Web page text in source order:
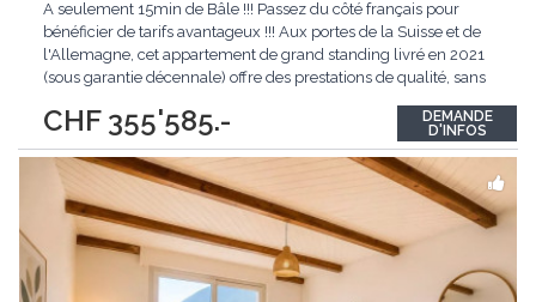
CHF 355'585.-
A seulement 15min de Bâle !!! Passez du côté français pour
bénéficier de tarifs avantageux !!! Aux portes de la Suisse et de
l'Allemagne, cet appartement de grand standing livré en 2021
(sous garantie décennale) offre des prestations de qualité, sans
50 m² lumineux (orientation Sud) avec cuisine ouverte
entièrement...
DEMANDE
D'INFOS